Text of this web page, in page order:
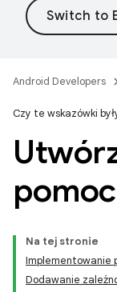
Android Developers
Czy te wskazówki
Na tej stronie
Implementowanie
Dodawanie